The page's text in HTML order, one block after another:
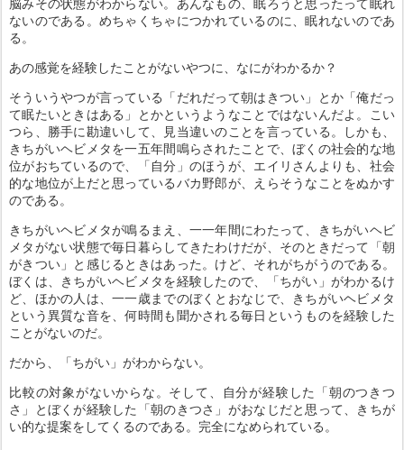
ないのである。めちゃくちゃにつかれているのに、眠れないのであ
る。
あの感覚を経験したことがないやつに、なにがわかるか？
そういうやつが言っている「だれだって朝はきつい」とか「俺だっ
て眠たいときはある」とかというようなことではないんだよ。こい
つら、勝手に勘違いして、見当違いのことを言っている。しかも、
きちがいヘビメタを一五年間鳴らされたことで、ぼくの社会的な地
位がおちているので、「自分」のほうが、エイリさんよりも、社会
的な地位が上だと思っているバカ野郎が、えらそうなことをぬかす
のである。
きちがいヘビメタが鳴るまえ、一一年間にわたって、きちがいヘビ
メタがない状態で毎日暮らしてきたわけだが、そのときだって「朝
がきつい」と感じるときはあった。けど、それがちがうのである。
ぼくは、きちがいヘビメタを経験したので、「ちがい」がわかるけ
ど、ほかの人は、一一歳までのぼくとおなじで、きちがいヘビメタ
という異質な音を、何時間も聞かされる毎日というものを経験した
ことがないのだ。
だから、「ちがい」がわからない。
比較の対象がないからな。そして、自分が経験した「朝のつきつ
さ」とぼくが経験した「朝のきつさ」がおなじだと思って、きちが
い的な提案をしてくるのである。完全になめられている。